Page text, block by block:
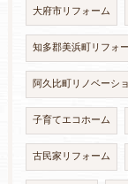
大府市リフォーム
知多郡美浜町リフォ
阿久比町リノベーシ
子育てエコホーム
古民家リフォーム